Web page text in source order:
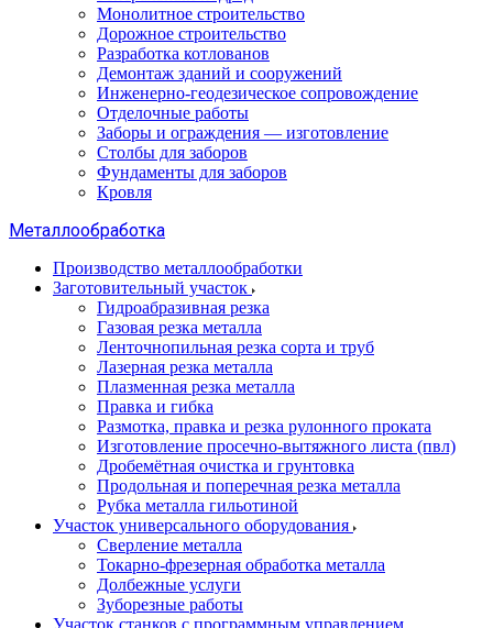
Монолитное строительство
Дорожное строительство
Разработка котлованов
Демонтаж зданий и сооружений
Инженерно-геодезическое сопровождение
Отделочные работы
Заборы и ограждения — изготовление
Столбы для заборов
Фундаменты для заборов
Кровля
Металлообработка
Производство металлообработки
Заготовительный участок
Гидроабразивная резка
Газовая резка металла
Ленточнопильная резка сорта и труб
Лазерная резка металла
Плазменная резка металла
Правка и гибка
Размотка, правка и резка рулонного проката
Изготовление просечно-вытяжного листа (пвл)
Дробемётная очистка и грунтовка
Продольная и поперечная резка металла
Рубка металла гильотиной
Участок универсального оборудования
Сверление металла
Токарно-фрезерная обработка металла
Долбежные услуги
Зуборезные работы
Участок станков с программным управлением